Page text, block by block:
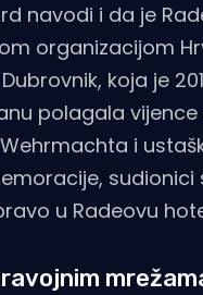
navodi i da je
organizacijom
koja je
polagala
i
sudionici
u Radeovu